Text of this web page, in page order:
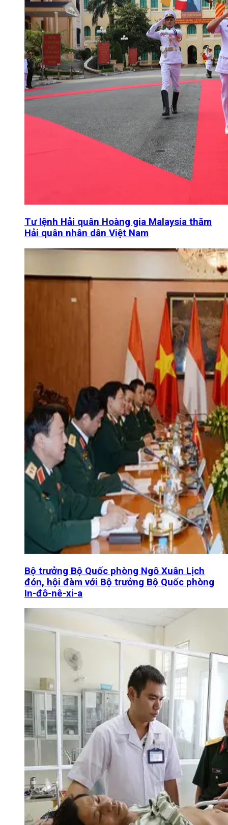
Tư lệnh Hải quân Hoàng gia Malaysia thăm
Hải quân nhân dân Việt Nam
Bộ trưởng Bộ Quốc phòng Ngô Xuân Lịch
đón, hội đàm với Bộ trưởng Bộ Quốc phòng
In-đô-nê-xi-a